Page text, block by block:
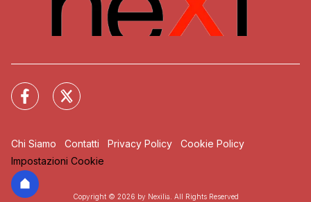
Chi Siamo Contatti Privacy Policy
Cookie Policy
Impostazioni Cookie
Copyright © 2026 by Nexilia. All Rights Reserved